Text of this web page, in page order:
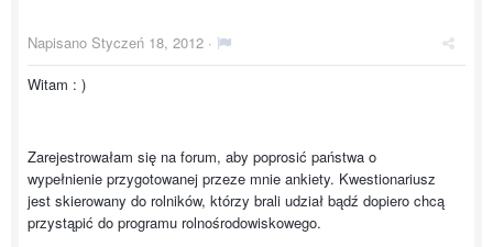
Napisano Styczeń 18, 2012 ·
Witam : )
Zarejestrowałam się na forum, aby poprosić państwa o
wypełnienie przygotowanej przeze mnie ankiety. Kwestionariusz
jest skierowany do rolników, którzy brali udział bądź dopiero chcą
przystąpić do programu rolnośrodowiskowego.